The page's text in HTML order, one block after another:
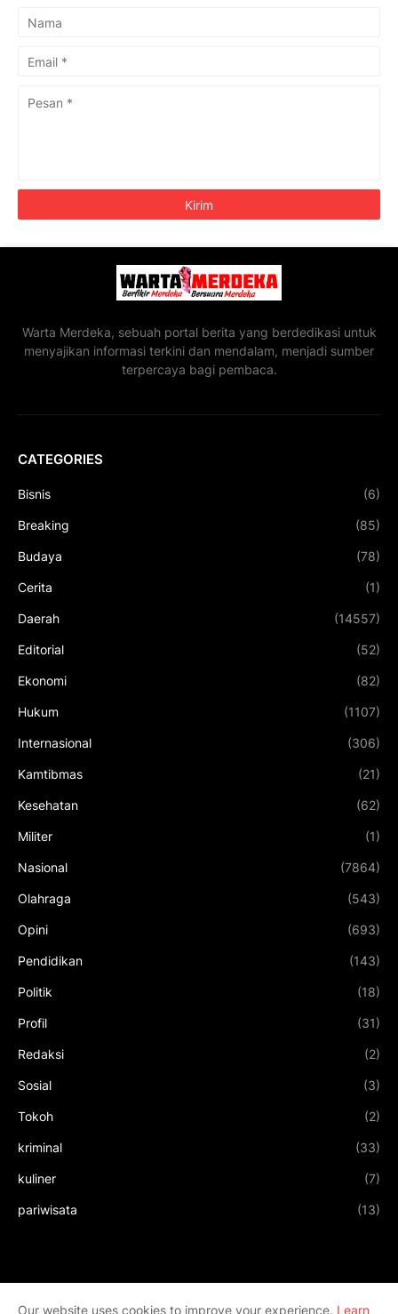
Warta Merdeka, sebuah portal berita yang berdedikasi untuk
menyajikan informasi terkini dan mendalam, menjadi sumber
terpercaya bagi pembaca.
CATEGORIES
Bisnis (6)
Breaking (85)
Budaya (78)
Cerita (1)
Daerah (14557)
Editorial (52)
Ekonomi (82)
Hukum (1107)
Internasional (306)
Kamtibmas (21)
Kesehatan (62)
Militer (1)
Nasional (7864)
Olahraga (543)
Opini (693)
Pendidikan (143)
Politik (18)
Profil (31)
Redaksi (2)
Sosial (3)
Tokoh (2)
kriminal (33)
kuliner (7)
pariwisata (13)
Our website uses cookies to improve your experience. Learn